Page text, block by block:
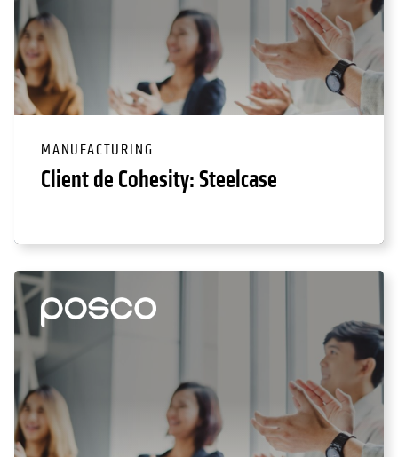
MANUFACTURING
Client de Cohesity: Steelcase